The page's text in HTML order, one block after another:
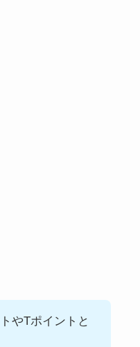
やTポイントと